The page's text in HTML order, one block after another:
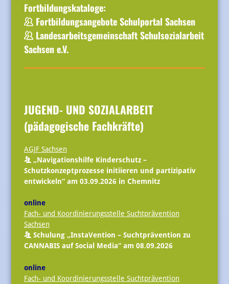
Fortbildungskataloge:
Fortbildungsangebote Schulportal Sachsen
Landesarbeitsgemeinschaft Schulsozialarbeit
Sachsen e.V.
JUGEND- UND SOZIALARBEIT
(pädagogische Fachkräfte)
AGJF Sachsen
„Navigationshilfe Kinderschutz–
Schutzkonzeptprozesse initiieren und partizipativ
entwickeln“ am 03.09.2026 in Chemnitz
online
Fach- und Koordinierungsstelle Suchtprävention
Sachsen
Schulung „InstaVention – Suchtprävention zu
CANNABIS auf Social Media“ am 08.09.2026
online
Fach- und Koordinierungsstelle Suchtprävention